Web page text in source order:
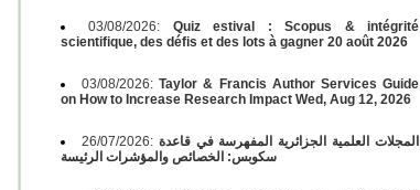
03/08/2026: Quiz estival : Scopus & intégrité
scientifique, des défis et des lots à gagner 20 août 2026
03/08/2026:Taylor & Francis Author Services Guide
on How to Increase Research Impact Wed, Aug 12, 2026
26/07/2026: المجلات العلمية الجزائرية المفهرسة في قاعدة
سكوبس: الخصائص والمؤشرات الرئيسة